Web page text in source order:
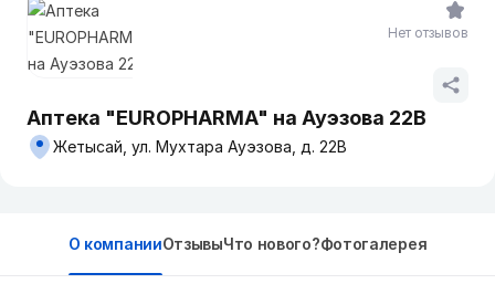
Аптека "EUROPHARMA" на Ауэзова 22B
Жетысай, ул. Мухтара Ауэзова, д. 22В
Нет отзывов
О компанииОтзывыЧто нового?Фотогалерея